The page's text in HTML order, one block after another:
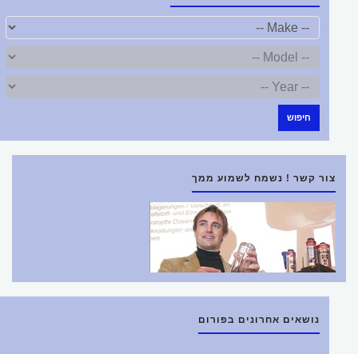
חיפוש
צור קשר ! נשמח לשמוע ממך
נושאים אחרונים בפורום